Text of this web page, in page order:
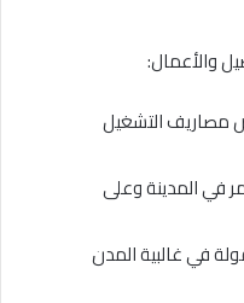
والأعمال:
مصاريف التشغيل
في المدينة وعلى
في غالبية المدن